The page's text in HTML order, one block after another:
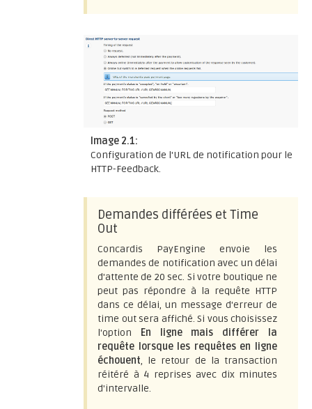
Image 2.1:
Configuration de l'URL de notification pour le
HTTP-Feedback.
Demandes différées et Time
Out
Concardis PayEngine envoie les
demandes de notification avec un délai
d'attente de 20 sec. Si votre boutique ne
peut pas répondre à la requête HTTP
dans ce délai, un message d'erreur de
time out sera affiché. Si vous choisissez
l'option
En ligne mais différer la
requête lorsque les requêtes en ligne
échouent, le retour de la transaction
réitéré à 4 reprises avec dix minutes
d'intervalle.